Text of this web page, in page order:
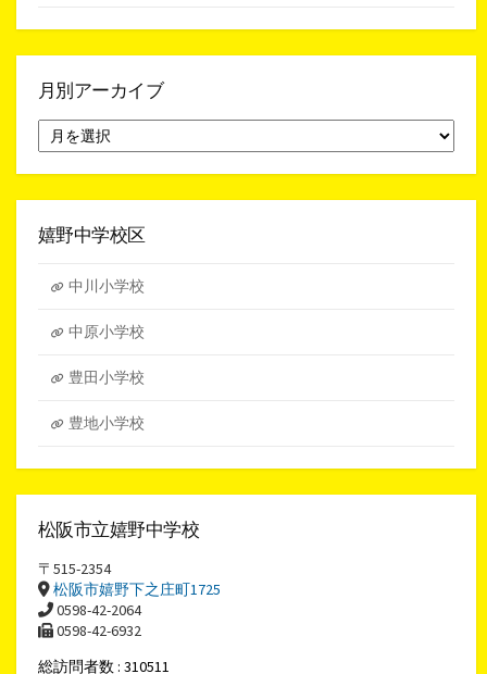
月別アーカイブ
別
ア
イ
嬉野中学校区
中川小学校
中原小学校
豊田小学校
豊地小学校
松阪市立嬉野中学校
〒515-2354
松阪市嬉野下之庄町1725
0598-42-2064
0598-42-6932
総訪問者数 : 310511